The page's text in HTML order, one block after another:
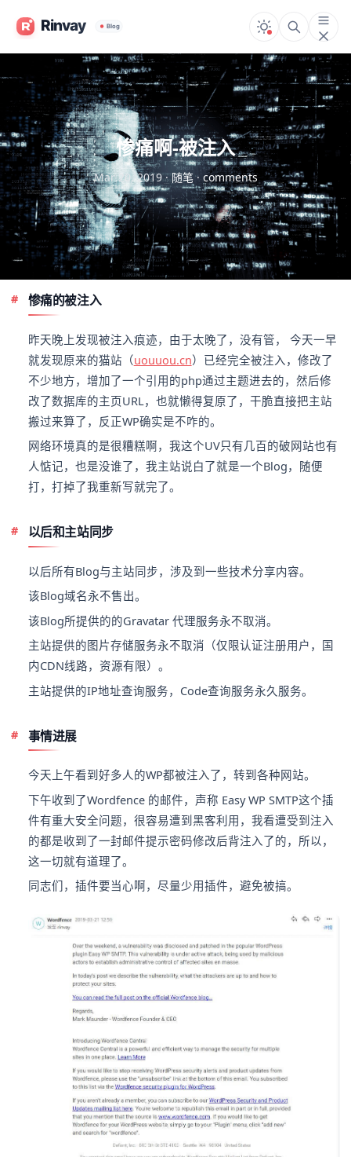
惨痛啊-被注入
Mar 20, 2019· 随笔·comments
惨痛的被注入
昨天晚上发现被注入痕迹，由于太晚了，没有管， 今天一早
就发现原来的猫站（uouuou.cn）已经完全被注入，修改了
不少地方，增加了一个引用的php通过主题进去的，然后修
改了数据库的主页URL，也就懒得复原了，干脆直接把主站
搬过来算了，反正WP确实是不咋的。
网络环境真的是很糟糕啊，我这个UV只有几百的破网站也有
人惦记，也是没谁了，我主站说白了就是一个Blog，随便
打，打掉了我重新写就完了。
以后和主站同步
以后所有Blog与主站同步，涉及到一些技术分享内容。
该Blog域名永不售出。
该Blog所提供的的Gravatar 代理服务永不取消。
主站提供的图片存储服务永不取消（仅限认证注册用户，国
内CDN线路，资源有限）。
主站提供的IP地址查询服务，Code查询服务永久服务。
事情进展
今天上午看到好多人的WP都被注入了，转到各种网站。
下午收到了Wordfence 的邮件，声称 Easy WP SMTP这个插
件有重大安全问题，很容易遭到黑客利用，我看遭受到注入
的都是收到了一封邮件提示密码修改后背注入了的，所以，
这一切就有道理了。
同志们，插件要当心啊，尽量少用插件，避免被搞。